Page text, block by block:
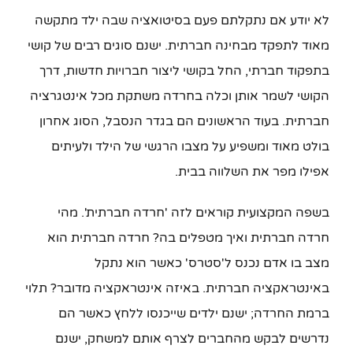
לא יודע אם נתקלתם פעם בסיטואציה שבה ילד מתקשה
מאוד לתפקד מבחינה חברתית. ישנם סוגים רבים של קושי
בתפקוד חברתי, החל בקושי ליצור חברויות חדשות, דרך
הקושי לשמר אותן וכלה בחרדה משתקת מכל אינטגרציה
חברתית. בעוד הראשונים הם בגדר הנסבל, הסוג אחרון
בולט מאוד ומשפיע על מצבו הרגשי של הילד ולעיתים
אפילו מפר את השלווה בבית.
בשפה המקצועית קוראים לזה 'חרדה חברתית'. מהי
חרדה חברתית ואיך מטפלים בה? חרדה חברתית הוא
מצב בו אדם נכנס ל'סטרס' כאשר הוא נתקל
באינטראקציה חברתית. באיזה אינטראקציה מדובר? תלוי
ברמת החרדה; ישנם ילדים שייכנסו ללחץ כאשר הם
נדרשים לבקש מהחברים לצרף אותם למשחק, ישנם